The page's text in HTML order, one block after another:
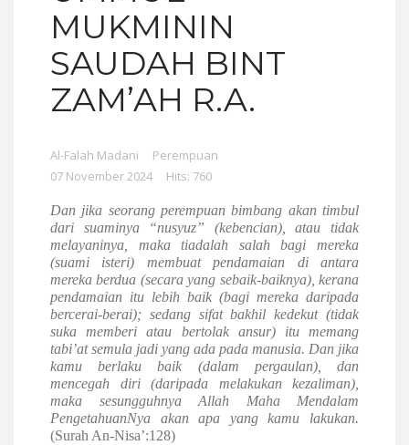
MUKMININ
SAUDAH BINT
ZAM’AH R.A.
Al-Falah Madani
Perempuan
07 November 2024
Hits: 760
Dan jika seorang perempuan bimbang akan timbul
dari suaminya “nusyuz” (kebencian), atau tidak
melayaninya, maka tiadalah salah bagi mereka
(suami isteri) membuat pendamaian di antara
mereka berdua (secara yang sebaik-baiknya), kerana
pendamaian itu lebih baik (bagi mereka daripada
bercerai-berai); sedang sifat bakhil kedekut (tidak
suka memberi atau bertolak ansur) itu memang
tabi’at semula jadi yang ada pada manusia. Dan jika
kamu berlaku baik (dalam pergaulan), dan
mencegah diri (daripada melakukan kezaliman),
maka sesungguhnya Allah Maha Mendalam
PengetahuanNya akan apa yang kamu lakukan.
(Surah An-Nisa’:128)